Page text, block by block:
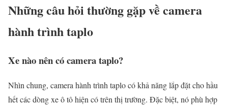
Những câu hỏi thường gặp về camera
hành trình taplo
Xe nào nên có camera taplo?
Nhìn chung, camera hành trình taplo có khả năng lắp đặt cho hầu
hết các dòng xe ô tô hiện có trên thị trường. Đặc biệt, nó phù hợp